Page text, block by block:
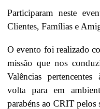
Participaram neste
Clientes, Famílias e
O evento foi realizado
missão que nos
Valências
volta para em
parabéns ao CRIT pelos